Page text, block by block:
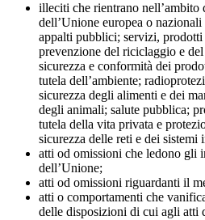
illeciti che rientrano nell’ambito
dell’Unione europea o
appalti pubblici; servizi,
prevenzione del riciclaggio e
sicurezza e conformità dei
tutela dell’ambiente;
sicurezza degli alimenti e dei
degli animali; salute pubblica;
tutela della vita privata e
sicurezza delle reti e dei sistemi
atti od omissioni che ledono gli
dell’Unione;
atti od omissioni riguardanti il
atti o comportamenti che
delle disposizioni di cui agli atti